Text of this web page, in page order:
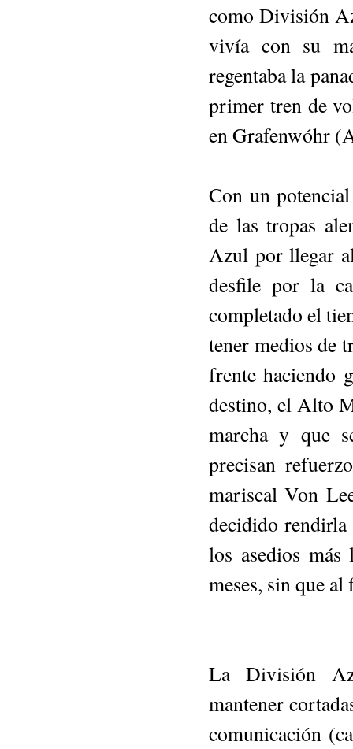
como División
vivía con su
regentaba la
primer tren de
en Grafenwóhr
Con un
de las tropas
Azul por llegar
desfile por la
completado el
tener medios de
frente haciendo
destino, el Alto
marcha y que
precisan
mariscal Von
de­cidido rendirla
los asedios
meses, sin que
La División
mantener
comunicación